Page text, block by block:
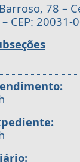
78 –
CEP: 20031-